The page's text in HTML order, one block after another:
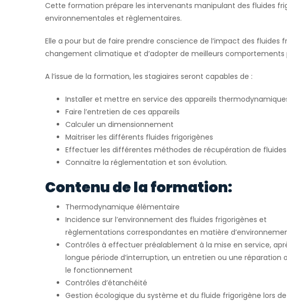
Cette formation prépare les intervenants manipulant des fluides
environnementales et règlementaires.
Elle a pour but de faire prendre conscience de l’impact des fluides
changement climatique et d’adopter de meilleurs comportements
A l’issue de la formation, les stagiaires seront capables de :
Installer et mettre en service des appareils
Faire l’entretien de ces appareils
Calculer un dimensionnement
Maitriser les différents fluides frigorigènes
Effectuer les différentes méthodes de récupération de fluides
Connaitre la réglementation et son évolution.
Contenu de la formation:
Thermodynamique élémentaire
Incidence sur l’environnement des fluides frigorigènes et
règlementations correspondantes en matière
Contrôles à effectuer préalablement à la mise en service,
longue période d’interruption, un entretien ou une réparation
le fonctionnement
Contrôles d’étanchéité
Gestion écologique du système et du fluide frigorigène lors de